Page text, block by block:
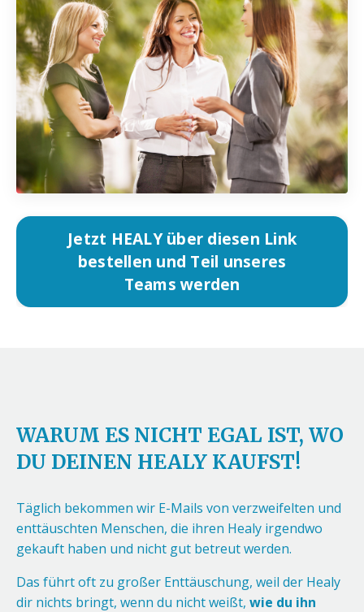
Jetzt HEALY über diesen Link
bestellen und Teil unseres
Teams werden
WARUM ES NICHT EGAL IST, WO
DU DEINEN HEALY KAUFST!
Täglich bekommen wir E-Mails von verzweifelten und
enttäuschten Menschen, die ihren Healy irgendwo
gekauft haben und nicht gut betreut werden.
Das führt oft zu großer Enttäuschung, weil der Healy
dir nichts bringt, wenn du nicht weißt, wie du ihn